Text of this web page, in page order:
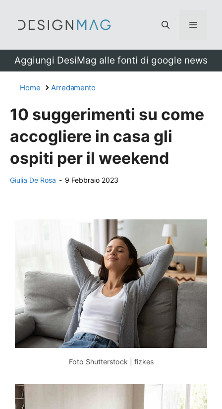
Menu
Aggiungi DesiMag alle fonti di google news
Home Arredamento
10 suggerimenti su come
accogliere in casa gli
ospiti per il weekend
Giulia De Rosa - 9 Febbraio 2023
Foto Shutterstock | fizkes